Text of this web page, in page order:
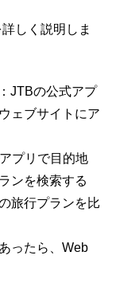
しく説明しま
JTBの公式アプ
ェブサイトにア
プリで目的地
ンを検索する
旅行プランを比
ったら、Web